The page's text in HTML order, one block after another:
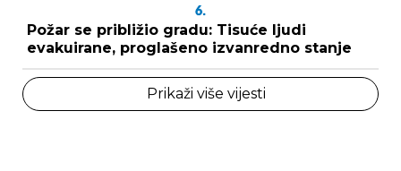
6.
Požar se približio gradu: Tisuće ljudi
evakuirane, proglašeno izvanredno stanje
Prikaži više vijesti